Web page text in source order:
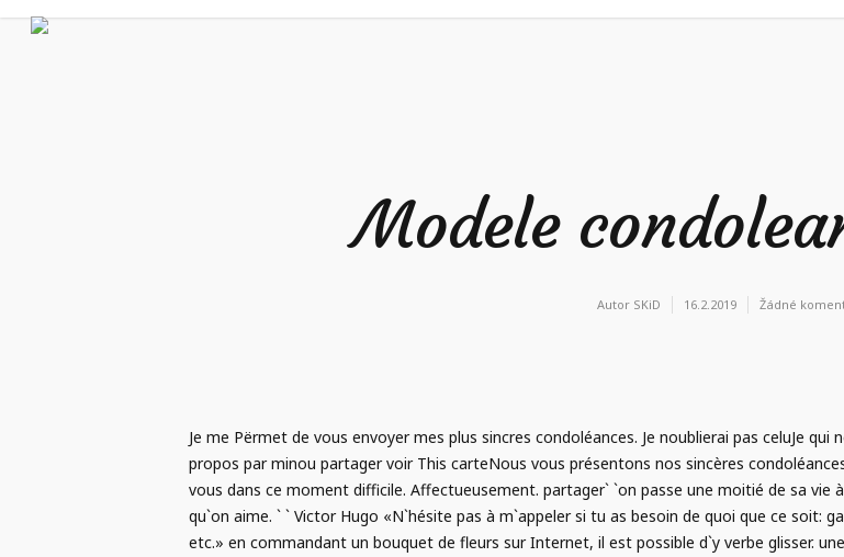
Modele
Autor SKiD 16.2.2019 Žádné
Je me Përmet de vous envoyer mes plus sincres condoléances. Je noublierai pas celuJe
propos par minou partager voir This carteNous vous présentons nos sincères
vous dans ce moment difficile. Affectueusement. partager` `on passe une moitié de sa
qu`on aime. ` ` Victor Hugo «N`hésite pas à m`appeler si tu as besoin de quoi que ce soit:
etc.» en commandant un bouquet de fleurs sur Internet, il est possible d`y verbe glisser.